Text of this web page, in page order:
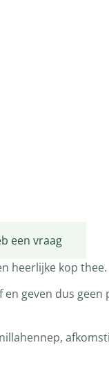
een vraag
heerlijke kop thee.
geven dus geen